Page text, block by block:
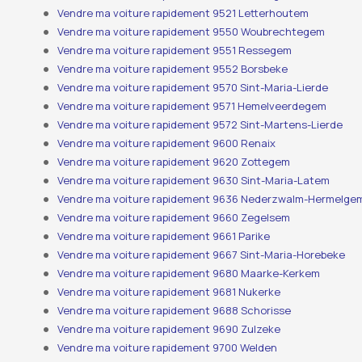
Vendre ma voiture rapidement 9521 Letterhoutem
Vendre ma voiture rapidement 9550 Woubrechtegem
Vendre ma voiture rapidement 9551 Ressegem
Vendre ma voiture rapidement 9552 Borsbeke
Vendre ma voiture rapidement 9570 Sint-Maria-Lierde
Vendre ma voiture rapidement 9571 Hemelveerdegem
Vendre ma voiture rapidement 9572 Sint-Martens-Lierde
Vendre ma voiture rapidement 9600 Renaix
Vendre ma voiture rapidement 9620 Zottegem
Vendre ma voiture rapidement 9630 Sint-Maria-Latem
Vendre ma voiture rapidement 9636 Nederzwalm-
Vendre ma voiture rapidement 9660 Zegelsem
Vendre ma voiture rapidement 9661 Parike
Vendre ma voiture rapidement 9667 Sint-Maria-Horebeke
Vendre ma voiture rapidement 9680 Maarke-Kerkem
Vendre ma voiture rapidement 9681 Nukerke
Vendre ma voiture rapidement 9688 Schorisse
Vendre ma voiture rapidement 9690 Zulzeke
Vendre ma voiture rapidement 9700 Welden